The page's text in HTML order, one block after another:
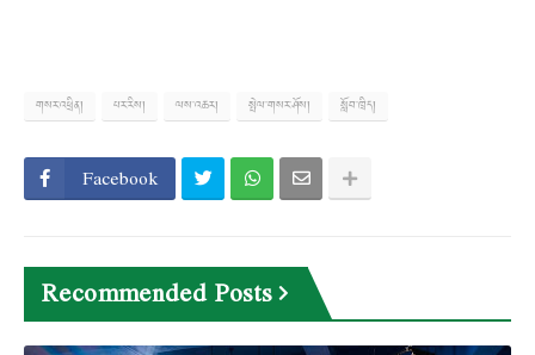
གསར་འཕྲིན། པར་རིས། ལས་འཆར། སྤེལ་གསར་ཤོས། སློབ་ཁྲིད།
Facebook
Recommended Posts